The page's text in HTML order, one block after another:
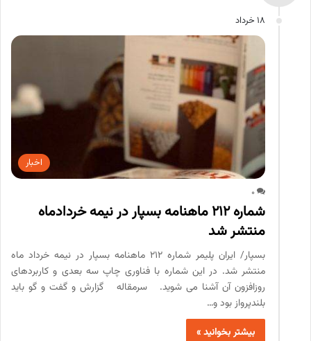
18 خرداد
اخبار
0
شماره 212 ماهنامه بسپار در نیمه خردادماه
منتشر شد
بسپار/ ایران پلیمر شماره 212 ماهنامه بسپار در نیمه خرداد ماه
منتشر شد. در این شماره با فناوری چاپ سه بعدی و کاربردهای
روزافزون آن آشنا می شوید. سرمقاله گزارش و گفت و گو باید
بلندپرواز بود و…
بیشتر بخوانید »